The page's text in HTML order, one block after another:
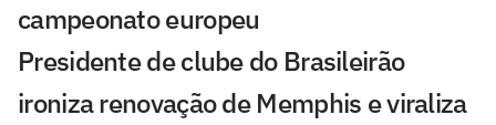
campeonato europeu
Presidente de clube do Brasileirão
ironiza renovação de Memphis e viraliza